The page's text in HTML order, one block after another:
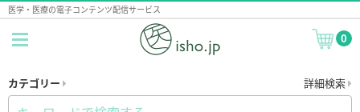
医学・医療の電子コンテンツ配信サービス
0
カテゴリー 詳細検索